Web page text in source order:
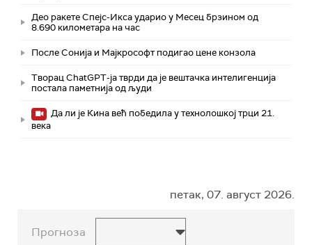
Део ракете Спејс-Икса ударио у Месец брзином од
8.690 километара на час
После Сонија и Мајкрософт подигао цене конзола
Творац ChatGPT-ја тврди да је вештачка интелигенција
постала паметнија од људи
Да ли је Кина већ победила у технолошкој трци 21.
века
петак, 07. август 2026.
Прогноза